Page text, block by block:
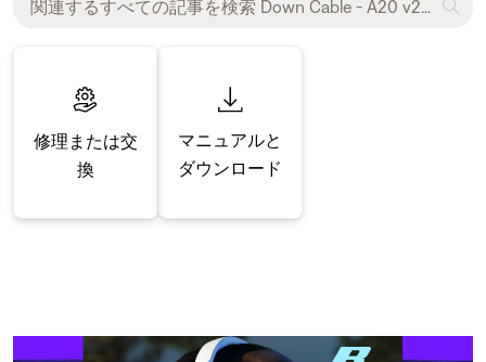
修理または交
換
マニュアルと
ダウンロード